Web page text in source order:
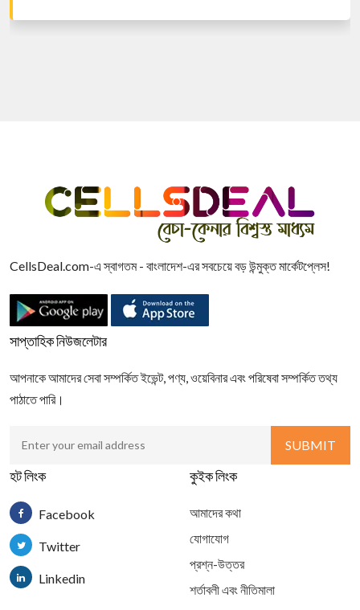
CellsDeal.com-এ স্বাগতম - বাংলাদেশ-এর সবচেয়ে বড় উন্মুক্ত মার্কেটপ্লেস!
সাপ্তাহিক নিউজলেটার
আপনাকে আমাদের সেবা সম্পর্কিত ইভেন্ট, পণ্য, ওয়েবিনার এবং পরিষেবা সম্পর্কিত তথ্য
পাঠাতে পারি।
হট লিংক
Facebook
Twitter
Linkedin
কুইক লিংক
আমাদের কথা
যোগাযোগ
প্রশ্ন-উত্তর
শর্তাবলী এবং নীতিমালা